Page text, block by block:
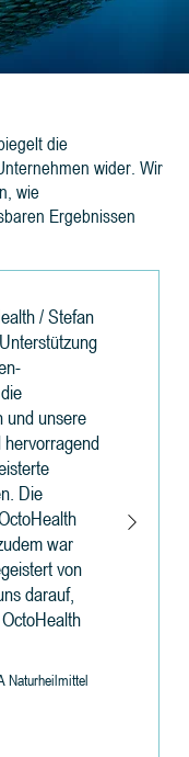
die
wider. Wir
wie
Ergebnissen
/ Stefan
und unsere
Die
war
von
darauf,
Naturheilmittel